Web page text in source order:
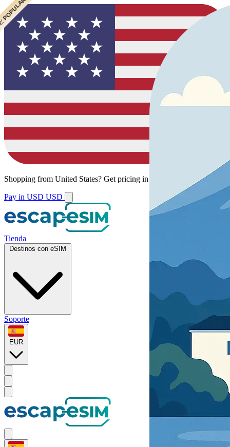
Shopping from United States? Get pricing in your local currency.
Pay in USD USD
Tienda
Destinos con eSIM
Soporte
EUR